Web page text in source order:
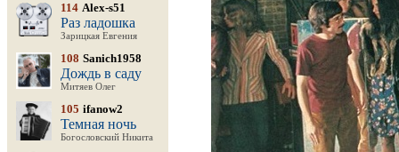
114 Alex-s51
Раз ладошка
Зарицкая Евгения
108 Sanich1958
Дождь в саду
Митяев Олег
105 ifanow2
Темная ночь
Богословский Никита